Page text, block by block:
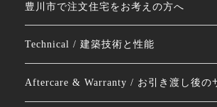
豊川市で注文住宅をお考えの方へ
Technical / 建築技術と性能
Aftercare & Warranty / お引き渡し後の